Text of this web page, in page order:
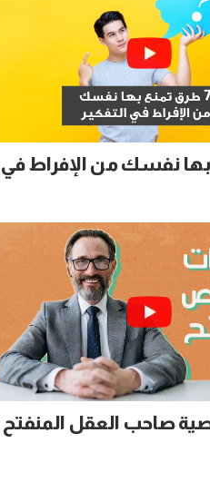
بها نفسك من الإفراط في
صاحب العقل المنفتح